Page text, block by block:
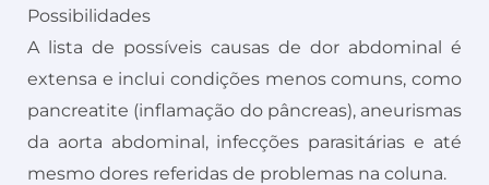
Possibilidades
A lista de possíveis causas de dor abdominal é
extensa e inclui condições menos comuns, como
pancreatite (inflamação do pâncreas), aneurismas
da aorta abdominal, infecções parasitárias e até
mesmo dores referidas de problemas na coluna.